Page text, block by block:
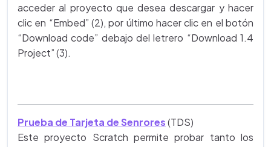
acceder al proyecto que desea descargar y hacer
clic en “Embed” (2), por último hacer clic en el botón
“Download code” debajo del letrero “Download 1.4
Project” (3).
Prueba de Tarjeta de Senrores(TDS)
Este proyecto Scratch permite probar tanto los